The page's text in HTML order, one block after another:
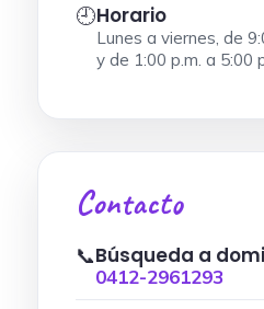
🕘Horario
Lunes a viernes, de
y de 1:00 p.m. a 5:00
Contacto
📞Búsqueda a
0412-2961293